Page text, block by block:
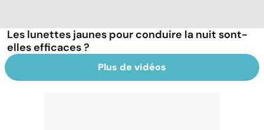
Les lunettes jaunes pour conduire la nuit sont-
elles efficaces ?
Plus de vidéos